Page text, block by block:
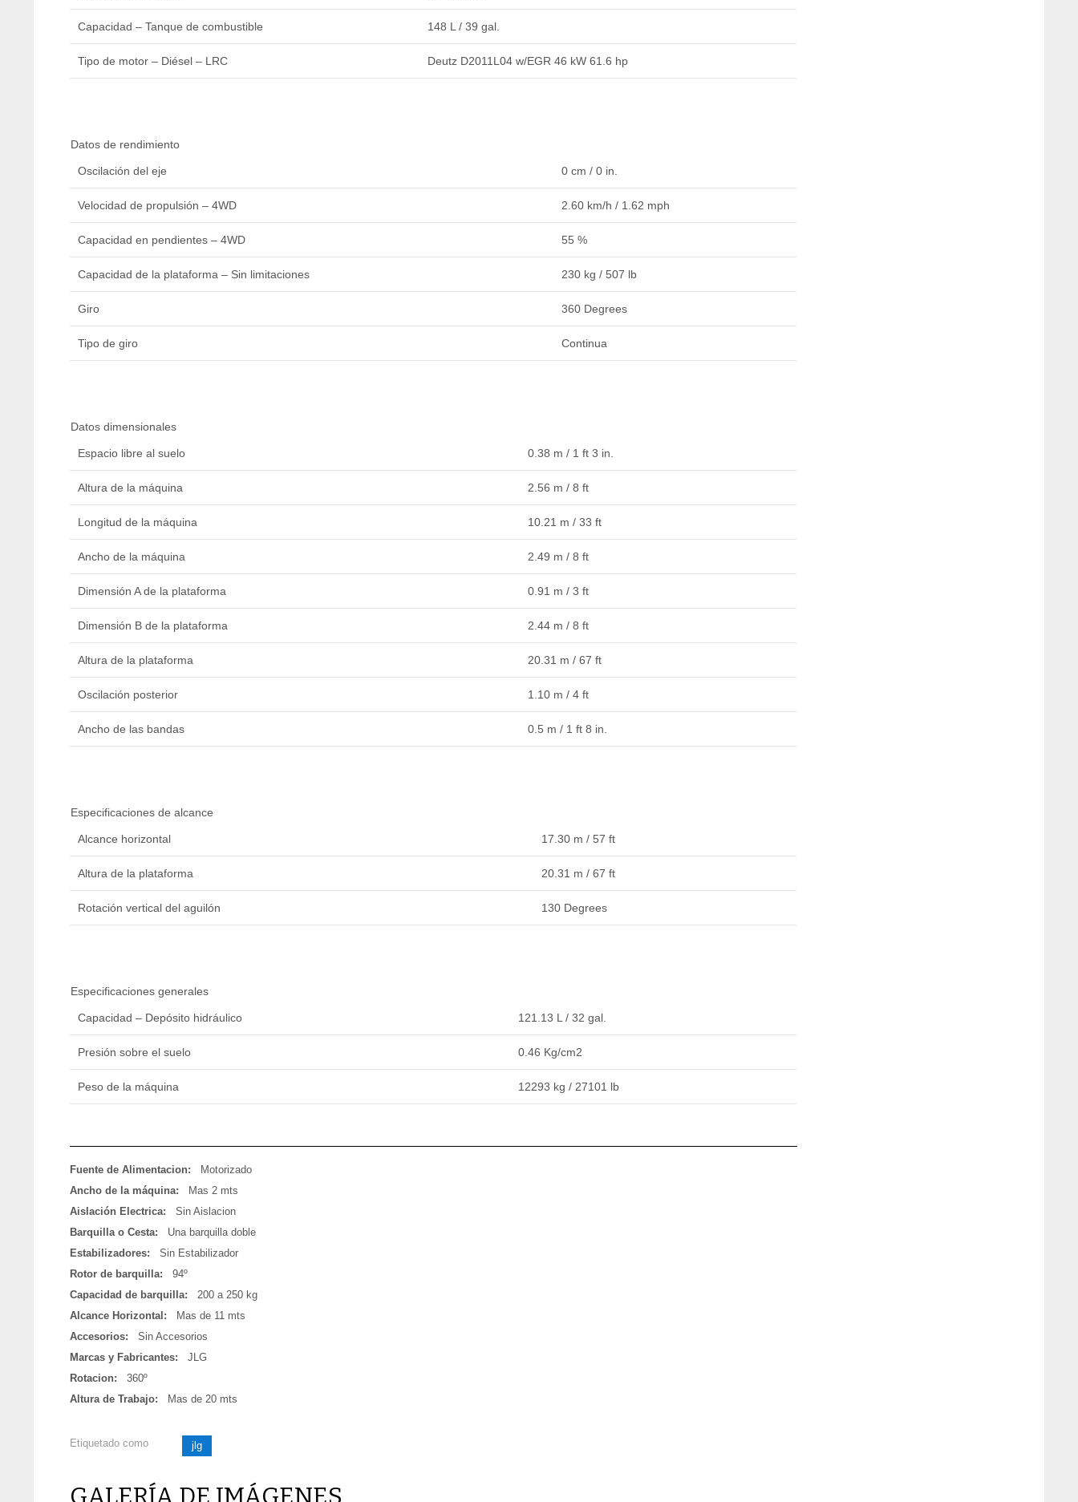
Capacidad – Tanque de combustible 148 L / 39 gal.
Tipo de motor – Diésel – LRC Deutz D2011L04 w/EGR 46 kW 61.6 hp
Datos de rendimiento
Oscilación del eje 0 cm / 0 in.
Velocidad de propulsión – 4WD 2.60 km/h / 1.62 mph
Capacidad en pendientes – 4WD 55 %
Capacidad de la plataforma – Sin limitaciones 230 kg / 507 lb
Giro 360 Degrees
Tipo de giro Continua
Datos dimensionales
Espacio libre al suelo 0.38 m / 1 ft 3 in.
Altura de la máquina 2.56 m / 8 ft
Longitud de la máquina 10.21 m / 33 ft
Ancho de la máquina 2.49 m / 8 ft
Dimensión A de la plataforma 0.91 m / 3 ft
Dimensión B de la plataforma 2.44 m / 8 ft
Altura de la plataforma 20.31 m / 67 ft
Oscilación posterior 1.10 m / 4 ft
Ancho de las bandas 0.5 m / 1 ft 8 in.
Especificaciones de alcance
Alcance horizontal 17.30 m / 57 ft
Altura de la plataforma 20.31 m / 67 ft
Rotación vertical del aguilón 130 Degrees
Especificaciones generales
Capacidad – Depósito hidráulico 121.13 L / 32 gal.
Presión sobre el suelo 0.46 Kg/cm2
Peso de la máquina 12293 kg / 27101 lb
Fuente de Alimentacion:
Motorizado
Ancho de la máquina:
Mas 2 mts
Aislación Electrica:
Sin Aislacion
Barquilla o Cesta:
Una barquilla doble
Estabilizadores:
Sin Estabilizador
Rotor de barquilla:
94º
Capacidad de barquilla:
200 a 250 kg
Alcance Horizontal:
Mas de 11 mts
Accesorios:
Sin Accesorios
Marcas y Fabricantes:
JLG
Rotacion:
360º
Altura de Trabajo:
Mas de 20 mts
Etiquetado como jlg
GALERÍA DE IMÁGENES